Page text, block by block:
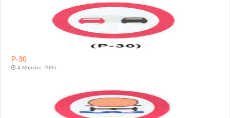
P-30
4 Μαρτίου, 2005